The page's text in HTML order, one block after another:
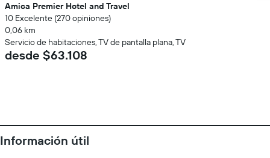
Amica Premier Hotel and Travel
10 Excelente (270 opiniones)
0,06 km
Servicio de habitaciones, TV de pantalla plana, TV
desde $63.108
Información útil